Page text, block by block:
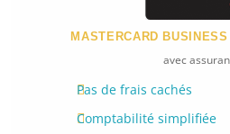
MASTERCARD
avec
Pas de frais cachés
Comptabilité simplifiée